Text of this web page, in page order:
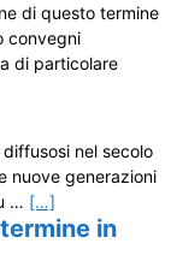
di questo termine
convegni
di particolare
nel secolo
nuove generazioni
… […]
in